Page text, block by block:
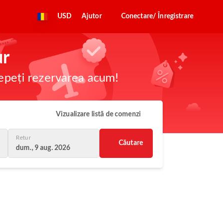
USD Ajutor Conectare/ Înregistrare
rezervarea acum!
Vizualizare listă de comenzi
Retur
dum., 9 aug. 2026
Căutare